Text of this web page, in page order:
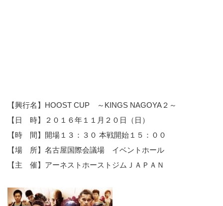
【興行名】HOOST CUP ～KINGS NAGOYA２～
【日 時】２０１６年１１月２０日（日）
【時 間】開場１３：３０ 本戦開始１５：００
【場 所】名古屋国際会議場 イベントホール
【主 催】アーネストホーストジムＪＡＰＡＮ